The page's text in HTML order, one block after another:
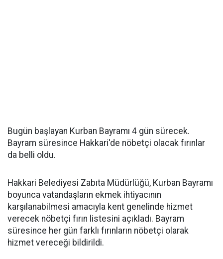
Bugün başlayan Kurban Bayramı 4 gün sürecek.
Bayram süresince Hakkari'de nöbetçi olacak fırınlar
da belli oldu.
Hakkari Belediyesi Zabıta Müdürlüğü, Kurban Bayramı
boyunca vatandaşların ekmek ihtiyacının
karşılanabilmesi amacıyla kent genelinde hizmet
verecek nöbetçi fırın listesini açıkladı. Bayram
süresince her gün farklı fırınların nöbetçi olarak
hizmet vereceği bildirildi.